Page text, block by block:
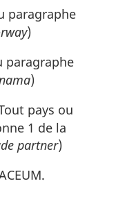
paragraphe
)
paragraphe
)
pays ou
1 de la
partner)